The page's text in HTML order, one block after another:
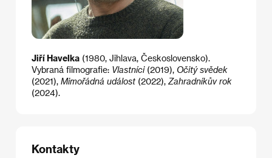
Jiří Havelka (1980, Jihlava, Československo).
Vybraná filmografie: Vlastníci(2019), Očitý svědek
(2021), Mimořádná událost (2022), Zahradníkův rok
(2024).
Kontakty